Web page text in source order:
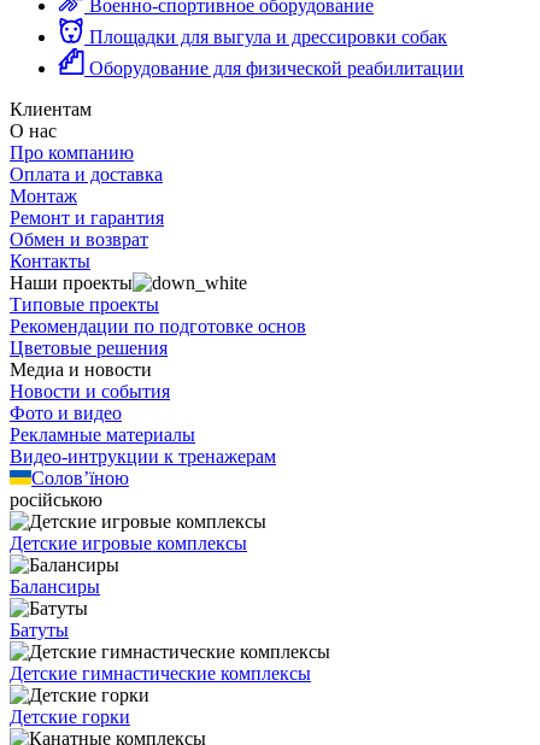
Военно-спортивное оборудование
Площадки для выгула и дрессировки собак
Оборудование для физической реабилитации
Клиентам
О нас
Про компанию
Оплата и доставка
Монтаж
Ремонт и гарантия
Обмен и возврат
Контакты
Наши проекты
Типовые проекты
Рекомендации по подготовке основ
Цветовые решения
Медиа и новости
Новости и события
Фото и видео
Рекламные материалы
Видео-интрукции к тренажерам
Солов’їною
російською
Детские игровые комплексы
Балансиры
Батуты
Детские гимнастические комплексы
Детские горки